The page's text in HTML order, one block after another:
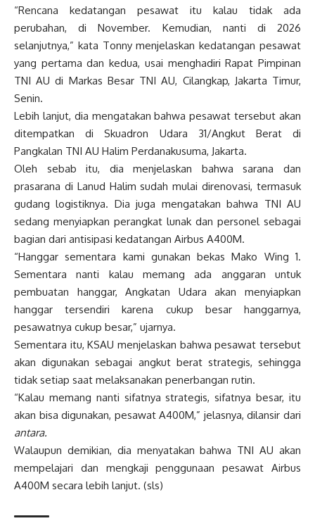
“Rencana kedatangan pesawat itu kalau tidak ada
perubahan, di November. Kemudian, nanti di 2026
selanjutnya,” kata Tonny menjelaskan kedatangan pesawat
yang pertama dan kedua, usai menghadiri Rapat Pimpinan
TNI AU di Markas Besar TNI AU, Cilangkap, Jakarta Timur,
Senin.
Lebih lanjut, dia mengatakan bahwa pesawat tersebut akan
ditempatkan di Skuadron Udara 31/Angkut Berat di
Pangkalan TNI AU Halim Perdanakusuma, Jakarta.
Oleh sebab itu, dia menjelaskan bahwa sarana dan
prasarana di Lanud Halim sudah mulai direnovasi, termasuk
gudang logistiknya. Dia juga mengatakan bahwa TNI AU
sedang menyiapkan perangkat lunak dan personel sebagai
bagian dari antisipasi kedatangan Airbus A400M.
“Hanggar sementara kami gunakan bekas Mako Wing 1.
Sementara nanti kalau memang ada anggaran untuk
pembuatan hanggar, Angkatan Udara akan menyiapkan
hanggar tersendiri karena cukup besar hanggarnya,
pesawatnya cukup besar,” ujarnya.
Sementara itu, KSAU menjelaskan bahwa pesawat tersebut
akan digunakan sebagai angkut berat strategis, sehingga
tidak setiap saat melaksanakan penerbangan rutin.
“Kalau memang nanti sifatnya strategis, sifatnya besar, itu
akan bisa digunakan, pesawat A400M,” jelasnya, dilansir dari
antara.
Walaupun demikian, dia menyatakan bahwa TNI AU akan
mempelajari dan mengkaji penggunaan pesawat Airbus
A400M secara lebih lanjut. (sls)